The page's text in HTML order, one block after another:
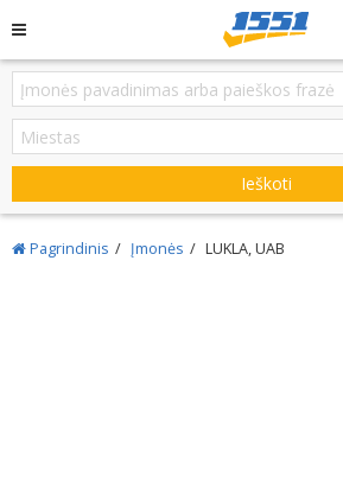
Ieškoti
Pagrindinis Įmonės LUKLA, UAB